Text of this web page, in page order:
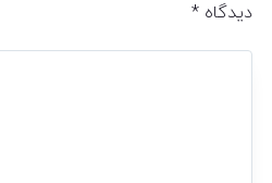
دیدگاه *